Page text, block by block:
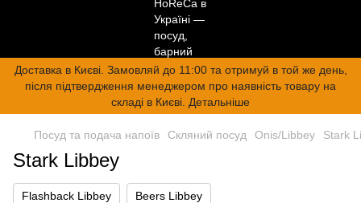
Доставка в Києві. Замовляй до 11:00 та отримуй в той же день,
після підтвердження менеджером про наявність товару на
складі в Києві. Детальніше
Посуд та подача напоїв Скляний посуд Onis/Libbey Stark
Stark Libbey
Flashback Libbey Beers Libbey